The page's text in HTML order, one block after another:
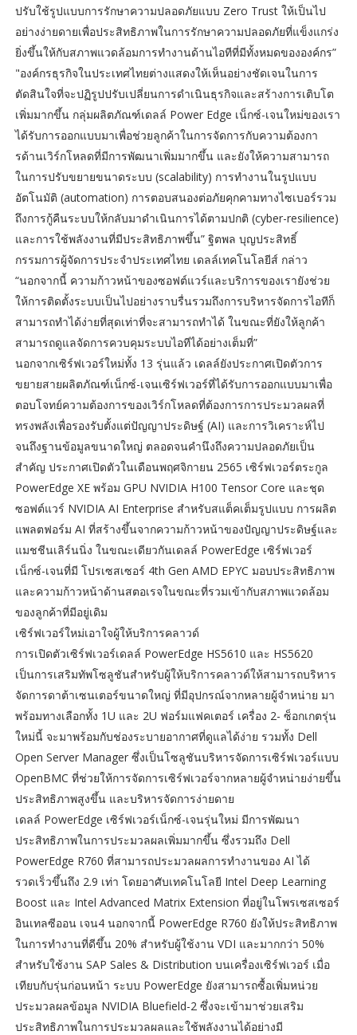
ปรับใช้รูปแบบการรักษาความปลอดภัยแบบ Zero Trust ให้เป็นไป
อย่างง่ายดายเพื่อประสิทธิภาพในการรักษาความปลอดภัยที่แข็งแกร่ง
ยิ่งขึ้นให้กับสภาพแวดล้อมการทำงานด้านไอทีที่มีทั้งหมดขององค์กร”
"องค์กรธุรกิจในประเทศไทยต่างแสดงให้เห็นอย่างชัดเจนในการ
ตัดสินใจที่จะปฏิรูปปรับเปลี่ยนการดำเนินธุรกิจและสร้างการเติบโต
เพิ่มมากขึ้น กลุ่มผลิตภัณฑ์เดลล์ Power Edge เน็กซ์-เจนใหม่ของเรา
ได้รับการออกแบบมาเพื่อช่วยลูกค้าในการจัดการกับความต้องกา
รด้านเวิร์กโหลดที่มีการพัฒนาเพิ่มมากขึ้น และยังให้ความสามารถ
ในการปรับขยายขนาดระบบ (scalability) การทำงานในรูปแบบ
อัตโนมัติ (automation) การตอบสนองต่อภัยคุกคามทางไซเบอร์รวม
ถึงการกู้คืนระบบให้กลับมาดำเนินการได้ตามปกติ (cyber-resilience)
และการใช้พลังงานที่มีประสิทธิภาพขึ้น” ฐิตพล บุญประสิทธิ์
กรรมการผู้จัดการประจำประเทศไทย เดลล์เทคโนโลยีส์ กล่าว
“นอกจากนี้ ความก้าวหน้าของซอฟต์แวร์และบริการของเรายังช่วย
ให้การติดตั้งระบบเป็นไปอย่างราบรื่นรวมถึงการบริหารจัดการไอทีก็
สามารถทำได้ง่ายที่สุดเท่าที่จะสามารถทำได้ ในขณะที่ยังให้ลูกค้า
สามารถดูแลจัดการควบคุมระบบไอทีได้อย่างเต็มที่”
นอกจากเซิร์ฟเวอร์ใหม่ทั้ง 13 รุ่นแล้ว เดลล์ยังประกาศเปิดตัวการ
ขยายสายผลิตภัณฑ์เน็กซ์-เจนเซิร์ฟเวอร์ที่ได้รับการออกแบบมาเพื่อ
ตอบโจทย์ความต้องการของเวิร์กโหลดที่ต้องการการประมวลผลที่
ทรงพลังเพื่อรองรับตั้งแต่ปัญญาประดิษฐ์ (AI) และการวิเคราะห์ไป
จนถึงฐานข้อมูลขนาดใหญ่ ตลอดจนคำนึงถึงความปลอดภัยเป็น
สำคัญ ประกาศเปิดตัวในเดือนพฤศจิกายน 2565 เซิร์ฟเวอร์ตระกูล
PowerEdge XE พร้อม GPU NVIDIA H100 Tensor Core และชุด
ซอฟต์แวร์ NVIDIA AI Enterprise สำหรับสแต็คเต็มรูปแบบ การผลิต
แพลตฟอร์ม AI ที่สร้างขึ้นจากความก้าวหน้าของปัญญาประดิษฐ์และ
แมชชีนเลิร์นนิ่ง ในขณะเดียวกันเดลล์ PowerEdge เซิร์ฟเวอร์
เน็กซ์-เจนที่มี โปรเซสเซอร์ 4th Gen AMD EPYC มอบประสิทธิภาพ
และความก้าวหน้าด้านสตอเรจในขณะที่รวมเข้ากับสภาพแวดล้อม
ของลูกค้าที่มีอยู่เดิม
เซิร์ฟเวอร์ใหม่เอาใจผู้ให้บริการคลาวด์
การเปิดตัวเซิร์ฟเวอร์เดลล์ PowerEdge HS5610 และ HS5620
เป็นการเสริมทัพโซลูชันสำหรับผู้ให้บริการคลาวด์ให้สามารถบริหาร
จัดการดาต้าเซนเตอร์ขนาดใหญ่ ที่มีอุปกรณ์จากหลายผู้จำหน่าย มา
พร้อมทางเลือกทั้ง 1U และ 2U ฟอร์มแฟคเตอร์ เครื่อง 2- ซ็อกเกตรุ่น
ใหม่นี้ จะมาพร้อมกับช่องระบายอากาศที่ดูแลได้ง่าย รวมทั้ง Dell
Open Server Manager ซึ่งเป็นโซลูชันบริหารจัดการเซิร์ฟเวอร์แบบ
OpenBMC ที่ช่วยให้การจัดการเซิร์ฟเวอร์จากหลายผู้จำหน่ายง่ายขึ้น
ประสิทธิภาพสูงขึ้น และบริหารจัดการง่ายดาย
เดลล์ PowerEdge เซิร์ฟเวอร์เน็กซ์-เจนรุ่นใหม่ มีการพัฒนา
ประสิทธิภาพในการประมวลผลเพิ่มมากขึ้น ซึ่งรวมถึง Dell
PowerEdge R760 ที่สามารถประมวลผลการทำงานของ AI ได้
รวดเร็วขึ้นถึง 2.9 เท่า โดยอาศับเทคโนโลยี Intel Deep Learning
Boost และ Intel Advanced Matrix Extension ที่อยู่ในโพรเซสเซอร์
อินเทลซีออน เจน4 นอกจากนี้ PowerEdge R760 ยังให้ประสิทธิภาพ
ในการทำงานที่ดีขึ้น 20% สำหรับผู้ใช้งาน VDI และมากกว่า 50%
สำหรับใช้งาน SAP Sales & Distribution บนเครื่องเซิร์ฟเวอร์ เมื่อ
เทียบกับรุ่นก่อนหน้า ระบบ PowerEdge ยังสามารถซื้อเพิ่มหน่วย
ประมวลผลข้อมูล NVIDIA Bluefield-2 ซึ่งจะเข้ามาช่วยเสริม
ประสิทธิภาพในการประมวลผลและใช้พลังงานได้อย่างมี